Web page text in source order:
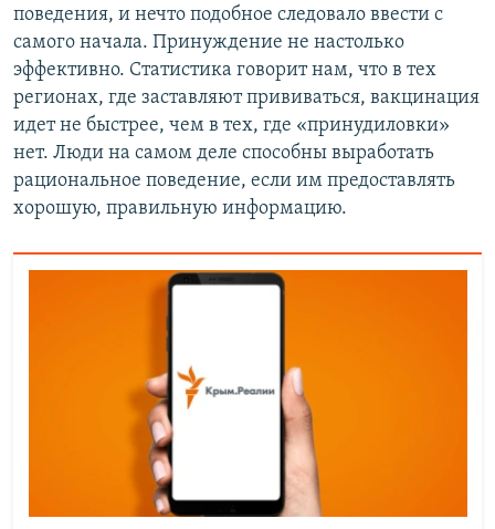
поведения, и нечто подобное следовало ввести с
самого начала. Принуждение не настолько
эффективно. Статистика говорит нам, что в тех
регионах, где заставляют прививаться, вакцинация
идет не быстрее, чем в тех, где «принудиловки»
нет. Люди на самом деле способны выработать
рациональное поведение, если им предоставлять
хорошую, правильную информацию.